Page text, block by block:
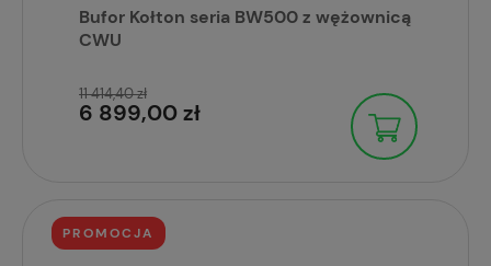
Bufor Kołton seria BW500 z wężownicą
CWU
6 899,00 zł
11 414,40 zł
PROMOCJA